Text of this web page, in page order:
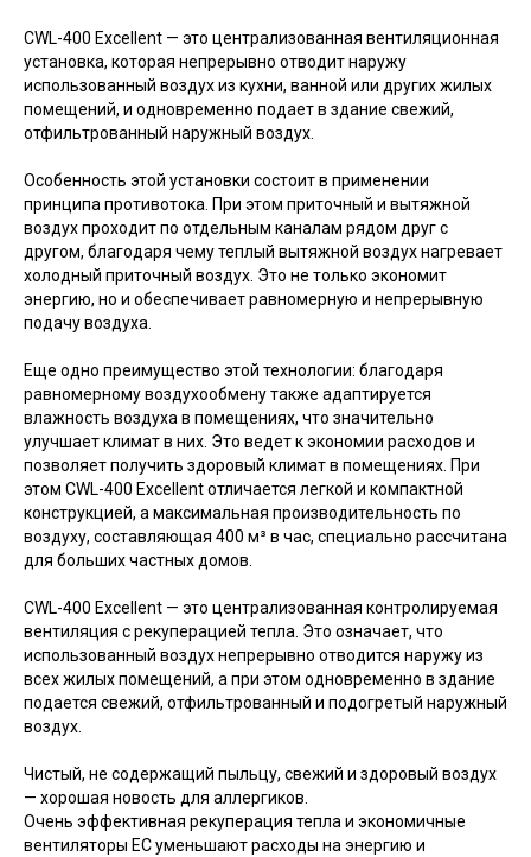
CWL-400 Excellent — это централизованная вентиляционная
установка, которая непрерывно отводит наружу
использованный воздух из кухни, ванной или других жилых
помещений, и одновременно подает в здание свежий,
отфильтрованный наружный воздух.
Особенность этой установки состоит в применении
принципа противотока. При этом приточный и вытяжной
воздух проходит по отдельным каналам рядом друг с
другом, благодаря чему теплый вытяжной воздух нагревает
холодный приточный воздух. Это не только экономит
энергию, но и обеспечивает равномерную и непрерывную
подачу воздуха.
Еще одно преимущество этой технологии: благодаря
равномерному воздухообмену также адаптируется
влажность воздуха в помещениях, что значительно
улучшает климат в них. Это ведет к экономии расходов и
позволяет получить здоровый климат в помещениях. При
этом CWL-400 Excellent отличается легкой и компактной
конструкцией, а максимальная производительность по
воздуху, составляющая 400 м³ в час, специально рассчитана
для больших частных домов.
CWL-400 Excellent — это централизованная контролируемая
вентиляция с рекуперацией тепла. Это означает, что
использованный воздух непрерывно отводится наружу из
всех жилых помещений, а при этом одновременно в здание
подается свежий, отфильтрованный и подогретый наружный
воздух.
Чистый, не содержащий пыльцу, свежий и здоровый воздух
— хорошая новость для аллергиков.
Очень эффективная рекуперация тепла и экономичные
вентиляторы EC уменьшают расходы на энергию и